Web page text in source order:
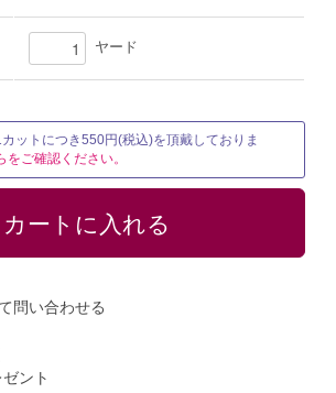
ヤード
ットにつき550円(税込)を頂戴しておりま
をご確認ください。
問い合わせる
ント